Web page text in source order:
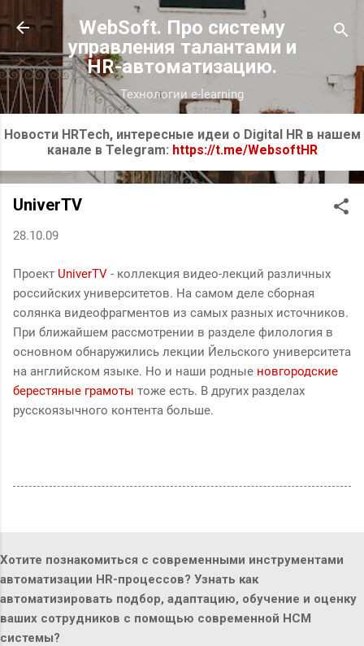
К основному контенту
WebSoft. Про систему
управления талантами и
HR-автоматизацию.
Технологии e-learning
Новости HRTech, интересные идеи о Digital HR в нашем
канале в Telegram: https://t.me/WebsoftHR
UniverTV
28.10.09
Проект UniverTV - коллекция видео-лекций различных
российских университетов. На самом деле сборная
солянка видеофрагментов из самых разных источников.
При ближайшем рассмотрении в разделе филология в
основном обнаружились лекции Йельского университета
на английском языке. Но и наши родные новгородские
берестяные грамоты тоже есть. В других разделах
русскоязычного контента больше.
Хотите познакомиться с современными инструментами
автоматизации HR-процессов? Узнать как
автоматизировать подбор, адаптацию, обучение и оценку
ваших сотрудников с помощью современной HCM
системы?